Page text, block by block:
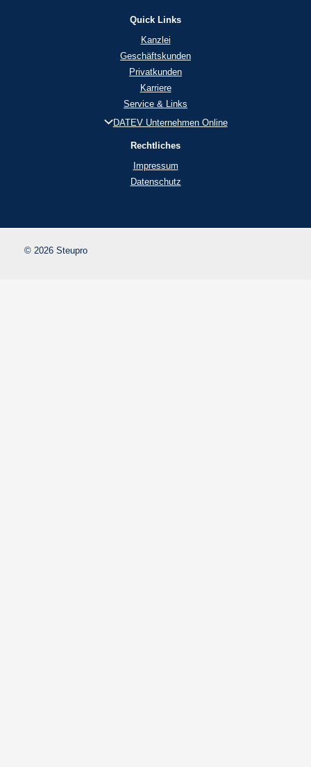
Quick Links
Kanzlei
Geschäftskunden
Privatkunden
Karriere
Service & Links
DATEV Unternehmen Online
Rechtliches
Impressum
Datenschutz
© 2026 Steupro